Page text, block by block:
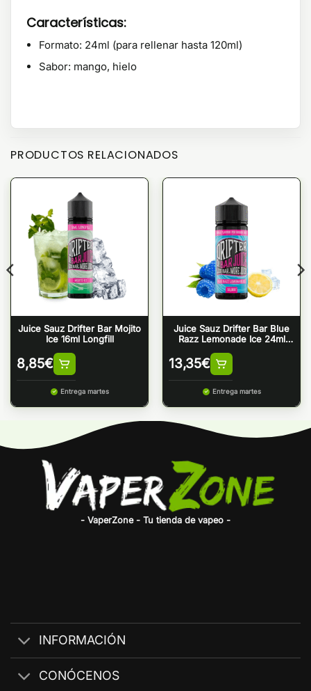
Características:
Formato: 24ml (para rellenar hasta 120ml)
Sabor: mango, hielo
PRODUCTOS RELACIONADOS
Juice Sauz Drifter Bar Mojito
Ice 16ml Longfill
8,85€
Entrega martes
Juice Sauz Drifter Bar Blue
Razz Lemonade Ice 24ml
13,35€
Entrega martes
- VaperZone - Tu tienda de vapeo -
INFORMACIÓN
CONÓCENOS